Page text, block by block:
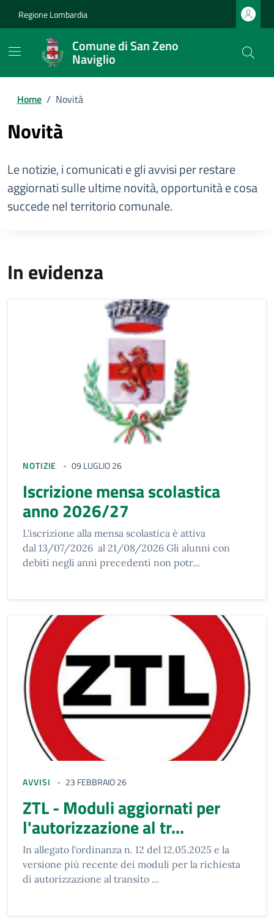
Regione Lombardia
Comune di San Zeno
Naviglio
Home / Novità
Novità
Le notizie, i comunicati e gli avvisi per restare
aggiornati sulle ultime novità, opportunità e cosa
succede nel territorio comunale.
In evidenza
NOTIZIE 09 LUGLIO 26
Iscrizione mensa scolastica
anno 2026/27
L'iscrizione alla mensa scolastica è attiva
dal 13/07/2026 al 21/08/2026 Gli alunni con
debiti negli anni precedenti non potr...
AVVISI 23 FEBBRAIO 26
ZTL - Moduli aggiornati per
l'autorizzazione al tr...
In allegato l'ordinanza n. 12 del 12.05.2025 e la
versione più recente dei moduli per la richiesta
di autorizzazione al transito ...